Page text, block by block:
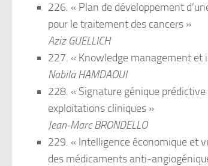
226. « Plan de développement
pour le traitement des cancers »
Aziz GUELLICH
227. « Knowledge management et
Nabila HAMDAOUI
228. « Signature génique
exploitations cliniques »
Jean-Marc BRONDELLO
229. « Intelligence économique et
des médicaments anti-